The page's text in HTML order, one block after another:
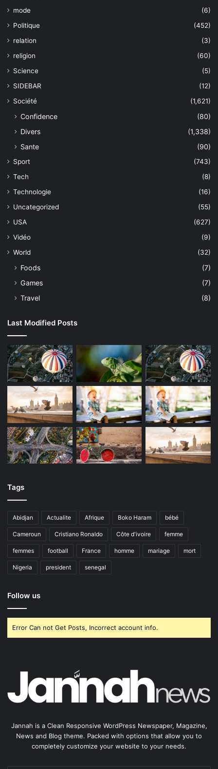
mode
(6)
Politique
(452)
relation
(3)
religion
(60)
Science
(5)
SIDEBAR
(12)
Société
(1,621)
Confidence
(80)
Divers
(1,338)
Sante
(90)
Sport
(743)
Tech
(8)
Technologie
(16)
Uncategorized
(55)
USA
(627)
Vidéo
(9)
World
(32)
Foods
(7)
Games
(7)
Travel
(8)
Last Modified Posts
Tags
Abidjan Actualite Afrique Boko Haram bébé
Cameroun Cristiano Ronaldo Côte d'ivoire femme
femmes football France homme mariage mort
Nigeria president senegal
Follow us
Error Can not Get Posts, Incorrect account info.
Jannah is a Clean Responsive WordPress Newspaper, Magazine,
News and Blog theme. Packed with options that allow you to
completely customize your website to your needs.